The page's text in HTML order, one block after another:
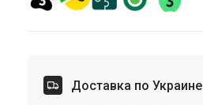
Доставка по Украине